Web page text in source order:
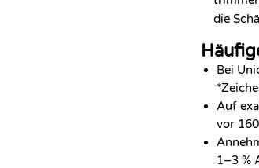
die
Bei
Auf
vor
1–3 %